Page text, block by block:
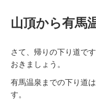
山頂か
さて、帰りの下り道で
おきましょう。
有馬温泉までの下り道
す。